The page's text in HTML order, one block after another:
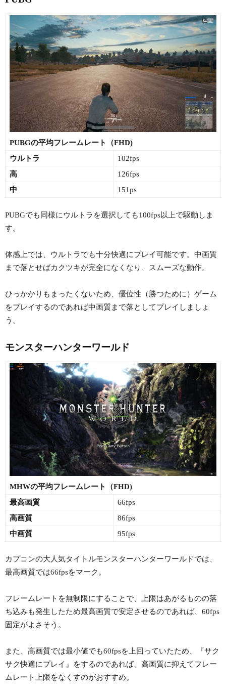
PUBGの平均フレームレート（FHD)
ウルトラ
102fps
高
126fps
中
151ps
PUBGでも同様にウルトラを選択しても100fps以上で駆動しま
す。
体感上では、ウルトラでも十分快適にプレイ可能です。中画質
まで落とせばカクツキが完全になくなり、スムーズな動作。
ひっかかりもまったくないため、優位性（勝つために）ゲーム
をプレイするのであれば中画質まで落としてプレイしましょ
う。
モンスターハンターワールド
MHWの平均フレームレート（FHD)
最高画質
66fps
高画質
86fps
中画質
95fps
カプコンの大人気タイトルモンスターハンターワールドでは、
最高画質では66fpsをマーク。
フレームレートを無制限にすることで、上限はあがるものの落
ち込みも発生したため最高画質で安定させるのであれば、60fps
固定がよさそう。
また、高画質では最小値でも60fpsを上回っていたため、『サク
サク快適にプレイ』をするのであれば、高画質に抑えてフレー
ムレート上限をなくすのがおすすめ。